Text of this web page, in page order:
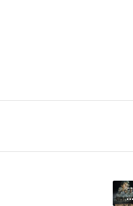
--